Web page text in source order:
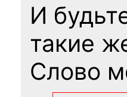
И
такие
Слово